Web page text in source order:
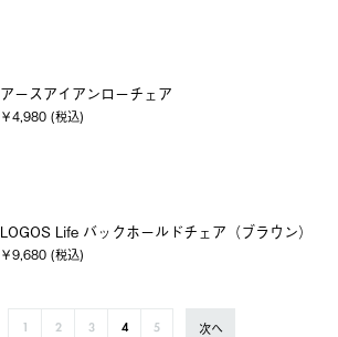
アースアイアンローチェア
￥4,980 (税込)
LOGOS Life バックホールドチェア（ブラウン）
￥9,680 (税込)
2 3 4 5 次へ